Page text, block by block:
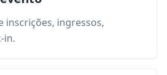
inscrições, ingressos,
in.